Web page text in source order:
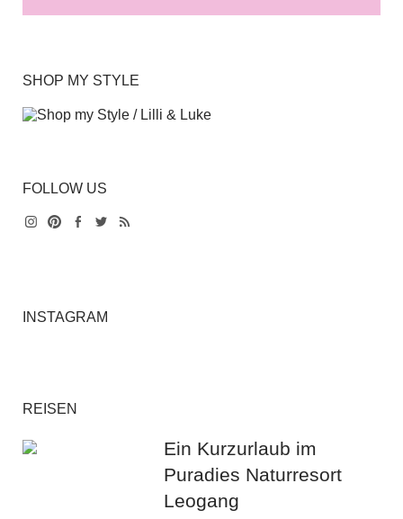
SHOP MY STYLE
FOLLOW US
INSTAGRAM
REISEN
Ein Kurzurlaub im
Puradies Naturresort
Leogang